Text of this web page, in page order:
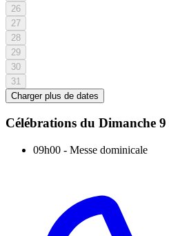
26
27
28
29
30
31
Charger plus de dates
Célébrations du Dimanche
09h00 - Messe dominicale